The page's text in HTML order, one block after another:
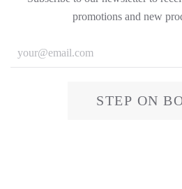
promotions and new
STEP ON